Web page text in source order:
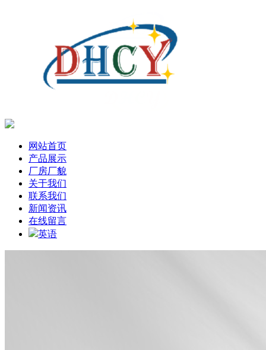
网站首页
产品展示
厂房厂貌
关于我们
联系我们
新闻资讯
在线留言
英语